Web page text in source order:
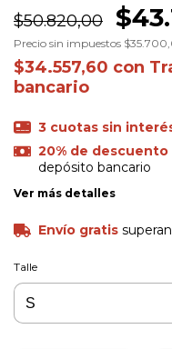
$50.820,00
Precio sin impuestos
$34.557,60 con
bancario
3 cuotas sin
20% de descuento
depósito bancario
Ver más detalles
Envío gratis
Talle